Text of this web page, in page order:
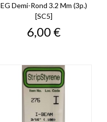
EG Demi-Rond 3.2 Mm (3p.)
[SC5]
Prix
6,00 €